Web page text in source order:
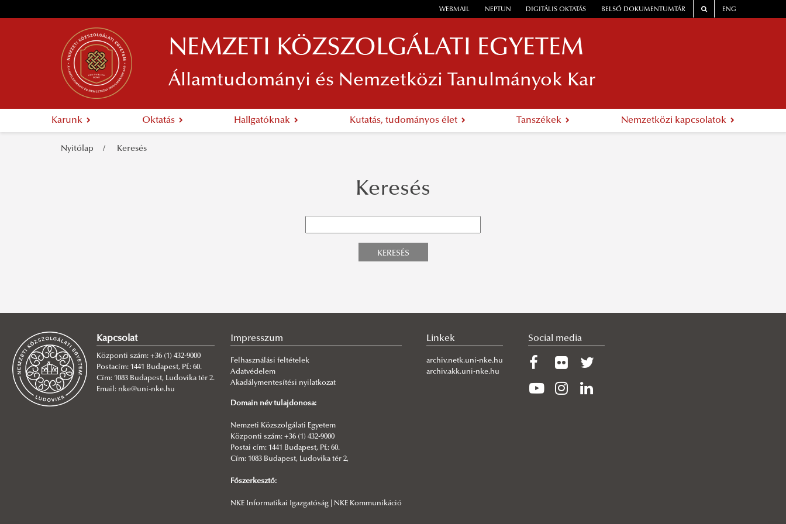
WEBMAIL NEPTUN DIGITÁLIS OKTATÁS BELSŐ DOKUMENTUMTÁR ENG
NEMZETI KÖZSZOLGÁLATI EGYETEM
Államtudományi és Nemzetközi Tanulmányok Kar
Karunk Oktatás Hallgatóknak Kutatás, tudományos élet Tanszékek Nemzetközi kapcsolatok
Nyitólap Keresés
Keresés
KERESÉS
Kapcsolat
Központi szám: +36 (1) 432-9000
Postacím: 1441 Budapest, Pf.: 60.
Cím: 1083 Budapest, Ludovika tér 2.
Email: nke@uni-nke.hu
Impresszum
Felhasználási feltételek
Adatvédelem
Akadálymentesítési nyilatkozat
Domain név tulajdonosa:
Nemzeti Közszolgálati Egyetem
Központi szám: +36 (1) 432-9000
Postai cím: 1441 Budapest, Pf.: 60.
Cím: 1083 Budapest, Ludovika tér 2,
Főszerkesztő:
NKE Informatikai Igazgatóság | NKE Kommunikáció
Linkek
archiv.netk.uni-nke.hu
archiv.akk.uni-nke.hu
Social media